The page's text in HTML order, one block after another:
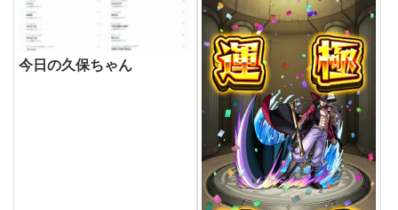
今日の久保ちゃん